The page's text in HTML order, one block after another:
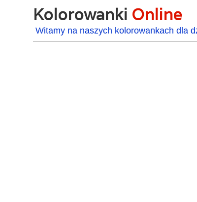
Kolorowanki Online
Witamy na naszych kolorowankach dla